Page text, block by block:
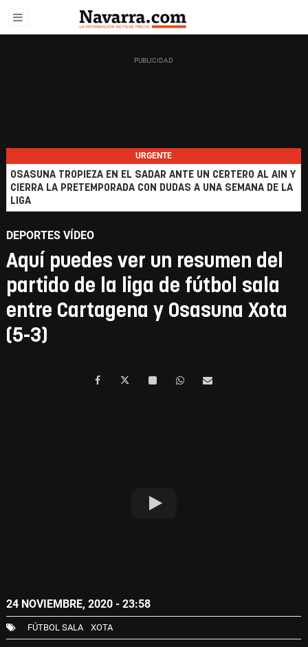
URGENTE
OSASUNA TROPIEZA EN EL SADAR ANTE UN CERTERO AL AIN Y
CIERRA LA PRETEMPORADA CON DUDAS A UNA SEMANA DE LA
LIGA
DEPORTES VÍDEO
Aquí puedes ver un resumen del
partido de la liga de fútbol sala
entre Cartagena y Osasuna Xota
(5-3)
24 NOVIEMBRE, 2020 - 23:58
FÚTBOL SALA XOTA